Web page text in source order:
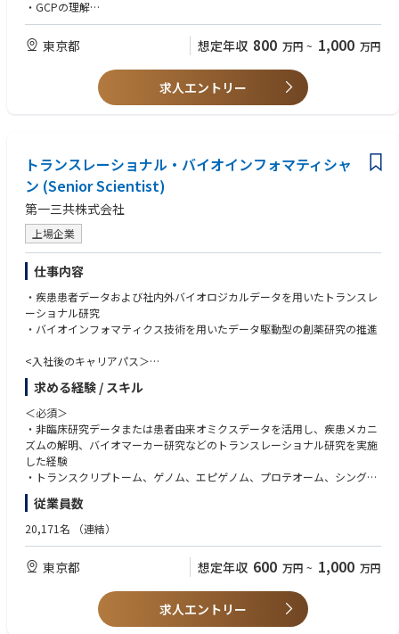
/ Epidemiological / pragmatic interventional studies to combine busines
•Lead the interpretation of the scientific data, the translation to the appr
•Take a leadership in analyzing medical evidence gap, spotting opportu
purposes
•Develop AI for making efficient way for daily work
•Manage project in planning, execution, and assessment, and apply the t
ools/frameworks/concepts to drive the effectiveness/performance of pro
ject teams
•Solid communication and interpersonal skills to enable effective leaders
hip, coaching and collaborations
•Programming skills in at least one of the following languages: SAS, R, or
Python
＜歓迎 / Nice to have＞
•Develop prompt of AI to get accurate answers
•Apply health technology assessments to make clear drug characteristics
【語学 / Language】
＜必須 / Mandatory＞
日本語 Japanese：
• Read/write scientific documents including data speculation in Japanes
e
• Communicate/discuss IT/bioinformatics topics with the key stakeholder
s and experts in Japanese practically
英語 English：
Read/write scientific documents including data speculation in English
• Communicate, and discuss IT/bioinformatics topics with the key stakeh
olders and experts in English practically
• Make a English presentation leading and facilitating research discussio
ns in the global meetings
【その他 / Others】
・GCPの理解
・社内外の関係者との調整経験
・リスクマネジメントに強みを有すること
・開発企画・R&D企画の経験
・予算の策定・管理経験
東京都 想定年収 800 万円 ~ 1,000 万円
求人エントリー
トランスレーショナル・バイオインフォマティシャ
ン (Senior Scientist)
第一三共株式会社
上場企業
仕事内容
・疾患患者データおよび社内外バイオロジカルデータを用いたトランスレ
ーショナル研究
・バイオインフォマティクス技術を用いたデータ駆動型の創薬研究の推進
<入社後のキャリアパス＞
・創薬研究の初期探索またはプロジェクトのリーダー
・データ駆動型創薬研究基盤構築の企画・推進リーダー
求める経験 / スキル
＜必須＞
・非臨床研究データまたは患者由来オミクスデータを活用し、疾患メカニ
ズムの解明、バイオマーカー研究などのトランスレーショナル研究を実施
した経験
・トランスクリプトーム、ゲノム、エピゲノム、プロテオーム、シングル
セル解析などのオミクスデータを用いた研究経験
・生物学的・薬理学的な仮説に基づいて解析計画を立案し、得られた結果
を解釈して次の実験や研究方針につなげた経験
性や臨床的意義を評価する能力
・薬理、疾患生物学、分子生物学、バイオインフォマティクス、計算生物
学、または関連分野における専門知識
・バイオインフォマティクス、医学、薬学、または生命科学関連分野の博
従業員数
20,171名 （連結）
東京都 想定年収 600 万円 ~ 1,000 万円
求人エントリー